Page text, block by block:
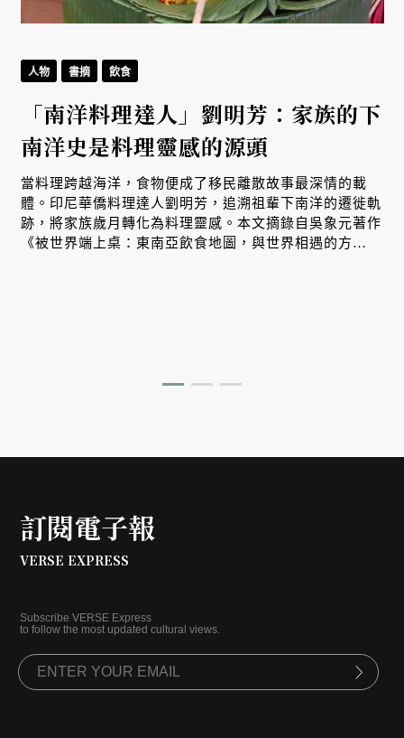
人物 書摘 飲食
「南洋料理達人」劉明芳：家族的下
南洋史是料理靈感的源頭
當料理跨越海洋，食物便成了移民離散故事最深情的載
體。印尼華僑料理達人劉明芳，追溯祖輩下南洋的遷徙軌
跡，將家族歲月轉化為料理靈感。本文摘錄自吳象元著作
《被世界端上桌：東南亞飲食地圖，與世界相遇的方
訂閱電子報
VERSE EXPRESS
Subscribe VERSE Express
to follow the most updated cultural views.